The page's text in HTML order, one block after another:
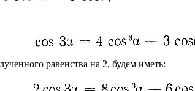
равенства на 2, будем иметь: